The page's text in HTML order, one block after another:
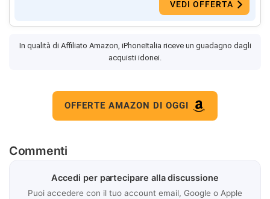
VEDI OFFERTA
In qualità di Affiliato Amazon, iPhoneItalia riceve un guadagno dagli
acquisti idonei.
OFFERTE AMAZON DI OGGI
Commenti
Accedi per partecipare alla discussione
Puoi accedere con il tuo account email, Google o Apple